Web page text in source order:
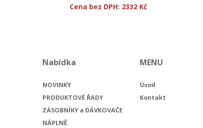
Cena bez DPH: 2332 Kč
Nabídka
NOVINKY
PRODUKTOVÉ ŘADY
ZÁSOBNÍKY a DÁVKOVAČE
NÁPLNĚ
MENU
Úvod
Kontakt